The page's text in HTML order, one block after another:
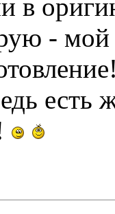
в
-
есть